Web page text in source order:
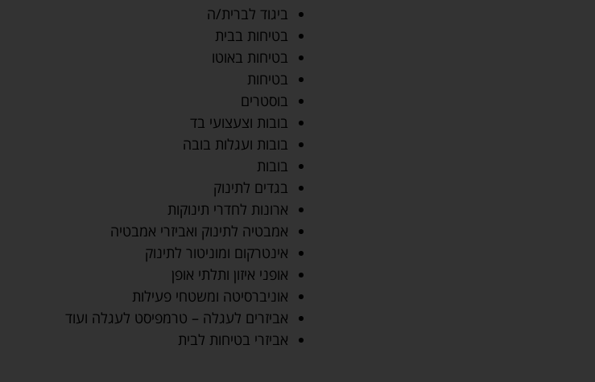
ביגוד לברית/ה
בטיחות בבית
בטיחות באוטו
בטיחות
בוסטרים
בובות וצעצועי בד
בובות ועגלות בובה
בובות
בגדים לתינוק
ארונות לחדרי תינוקות
אמבטיה לתינוק ואביזרי אמבטיה
אינטרקום ומוניטור לתינוק
אופני איזון ותלתי אופן
אוניברסיטה ומשטחי פעילות
אביזרים לעגלה – טרמפיסט לעגלה ועוד
אביזרי בטיחות לבית